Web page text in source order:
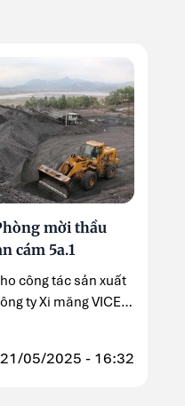
mời thầu
cám 5a.1
công tác sản xuất
ty Xi măng VICEM
21/05/2025 - 16:32